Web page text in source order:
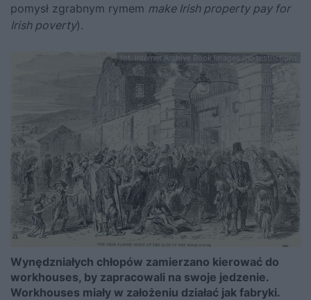
pomysł zgrabnym rymem make Irish property pay for
Irish poverty).
fot. Internet Archive Book Images /no restrictions
Wynędzniałych chłopów zamierzano kierować do
workhouses, by zapracowali na swoje jedzenie.
Workhouses miały w założeniu działać jak fabryki.